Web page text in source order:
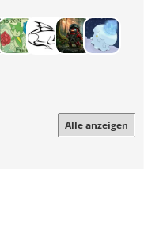
Alle anzeigen